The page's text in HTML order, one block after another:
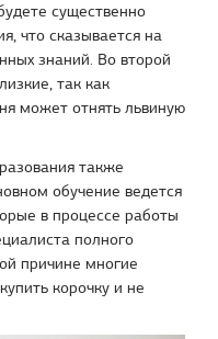
существенно
что сказывается на
знаний. Во второй
так как
может отнять львиную
также
обучение ведется
в процессе работы
полного
причине многие
корочку и не